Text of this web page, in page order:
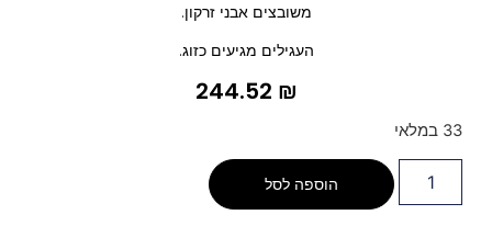
משובצים אבני זרקון.
העגילים מגיעים כזוג.
244.52 ₪
33 במלאי
הוספה לסל